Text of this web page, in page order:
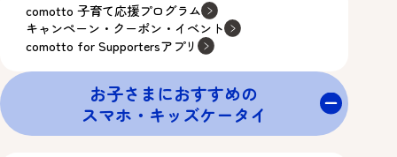
comotto 子育て応援プログラム
キャンペーン・クーポン・イベント
comotto for Supportersアプリ
お子さまにおすすめの
スマホ・キッズケータイ